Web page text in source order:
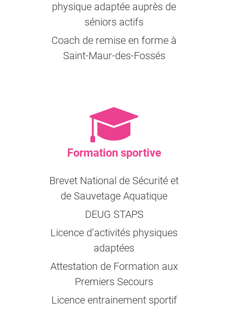
physique adaptée auprès de
séniors actifs
Coach de remise en forme à
Saint-Maur-des-Fossés
Formation sportive
Brevet National de Sécurité et
de Sauvetage Aquatique
DEUG STAPS
Licence d’activités physiques
adaptées
Attestation de Formation aux
Premiers Secours
Licence entrainement sportif